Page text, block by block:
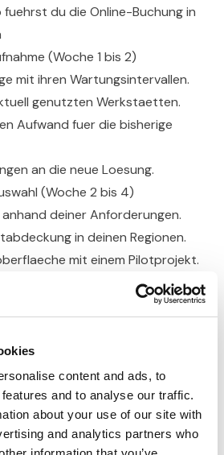
content and ads, to
and to analyse our traffic.
about your use of our site with
and analytics partners who
fuehrst du die Online-Buchung in
(Woche 1 bis 2)
mit ihren Wartungsintervallen.
genutzten Werkstaetten.
Aufwand fuer die bisherige
an die neue Loesung.
(Woche 2 bis 4)
deiner Anforderungen.
in deinen Regionen.
mit einem Pilotprojekt.
zu bestehenden Systemen
von 5 bis 10
Termine ueber die neue
Fahrern und Werkstaetten.